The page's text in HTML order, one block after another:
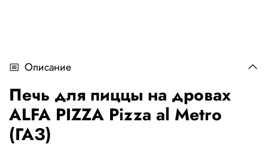
Описание
Печь для пиццы на дровах
ALFA PIZZA Pizza al Metro
(ГАЗ)